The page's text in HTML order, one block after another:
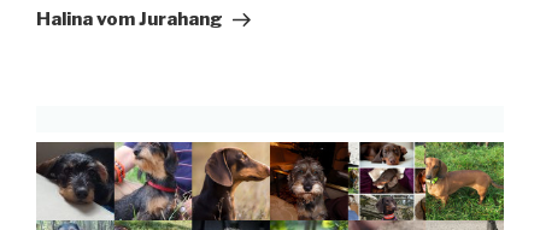
Beitrag
Halina vom Jurahang